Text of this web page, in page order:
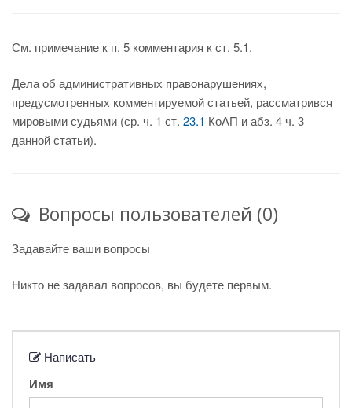
См. примечание к п. 5 комментария к ст. 5.1.
Дела об административных правонарушениях,
предусмотренных комментируемой статьей, рассматрився
мировыми судьями (ср. ч. 1 ст. 23.1 КоАП и абз. 4 ч. 3
данной статьи).
Вопросы пользователей (0)
Задавайте ваши вопросы
Никто не задавал вопросов, вы будете первым.
Написать
Имя